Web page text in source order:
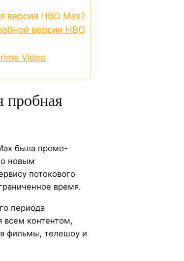
версия HBO Max?
версии HBO
Video
пробная
была промо-
новым
потокового
время.
периода
всем контентом,
фильмы, телешоу и